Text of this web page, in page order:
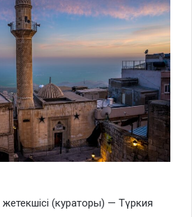
(кураторы) — Түркия